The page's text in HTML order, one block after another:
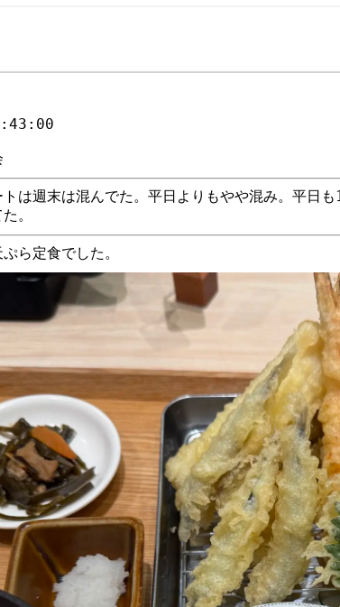
は週末は混んでた。平日よりもやや混み。平日
。
ら定食でした。